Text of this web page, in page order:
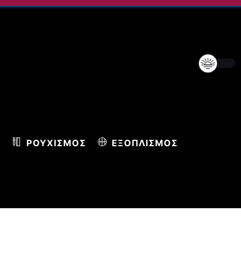
ΡΟΥΧΙΣΜΌΣ ΕΞΟΠΛΙΣΜΌΣ